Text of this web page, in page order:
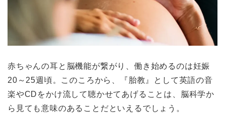
赤ちゃんの耳と脳機能が繋がり、働き始めるのは妊娠
20～25週頃。このころから、『胎教』として英語の音
楽やCDをかけ流して聴かせてあげることは、脳科学か
ら見ても意味のあることだといえるでしょう。